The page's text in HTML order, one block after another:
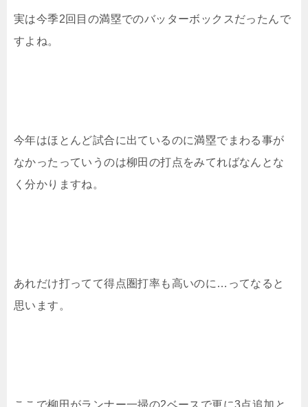
実は今季2回目の満塁でのバッターボックスだったんで
すよね。
今年はほとんど試合に出ているのに満塁でまわる事が
なかったっていうのは柳田の打点をみてればなんとな
く分かりますね。
あれだけ打ってて得点圏打率も高いのに…ってなると
思います。
ここで柳田がランナー一掃の2ベースで更に3点追加と